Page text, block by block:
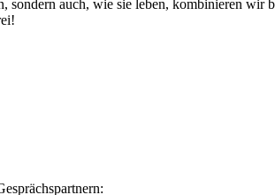
sondern auch, wie sie leben, kombinieren wir